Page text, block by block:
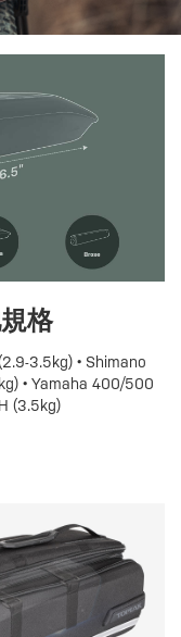
格
3.5kg) • Shimano
• Yamaha 400/500
(3.5kg)